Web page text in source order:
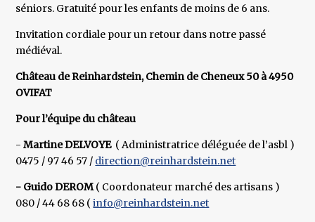
séniors. Gratuité pour les enfants de moins de 6 ans.
Invitation cordiale pour un retour dans notre passé
médiéval.
Château de Reinhardstein, Chemin de Cheneux 50 à 4950
OVIFAT
Pour l’équipe du château
- Martine DELVOYE( Administratrice déléguée de l’asbl )
0475 / 97 46 57 / direction@reinhardstein.net
- Guido DEROM( Coordonateur marché des artisans )
080 / 44 68 68 (info@reinhardstein.net